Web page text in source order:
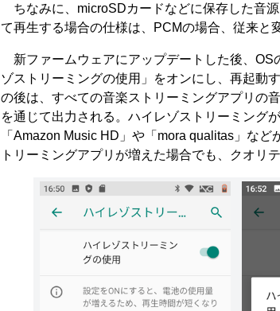
ちなみに、microSDカードなどに保存した音
て再生する場合の仕様は、PCMの場合、従来と
新ファームウェアにアップデートした後、
ゾストリーミングの使用」をオンにし、再起動
の後は、すべての音楽ストリーミングアプリの
を通じて出力される。ハイレゾストリーミング
「Amazon Music HD」や「mora qualitas」な
トリーミングアプリが増えた場合でも、クオリ